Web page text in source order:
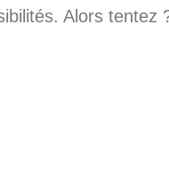
Alors tentez